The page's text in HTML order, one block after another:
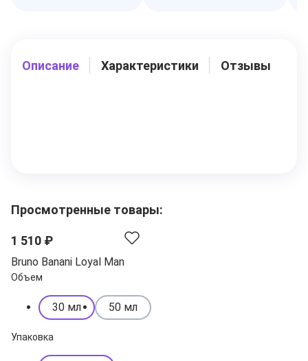
Описание Характеристики Отзывы
Просмотренные товары:
1 510 ₽
Bruno Banani Loyal Man
Объем
30 мл 50 мл
Упаковка